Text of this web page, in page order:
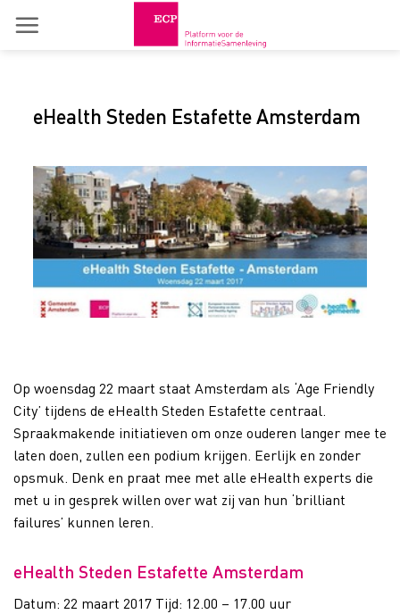
eHealth Steden Estafette Amsterdam
Op woensdag 22 maart staat Amsterdam als ‘Age Friendly
City’ tijdens de eHealth Steden Estafette centraal.
Spraakmakende initiatieven om onze ouderen langer mee te
laten doen, zullen een podium krijgen. Eerlijk en zonder
opsmuk. Denk en praat mee met alle eHealth experts die
met u in gesprek willen over wat zij van hun ‘brilliant
failures’ kunnen leren.
eHealth Steden Estafette Amsterdam
Datum: 22 maart 2017 Tijd: 12.00 – 17.00 uur